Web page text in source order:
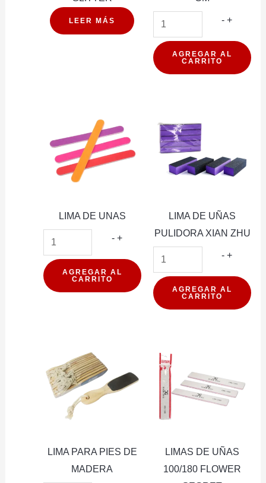
LEER MÁS -
EL
cantidad
+
AGREGAR AL
CARRITO
LIMA DE UNAS
- LIMA
UNAS
cantidad
+
AGREGAR AL
CARRITO
LIMA DE UÑAS
PULIDORA XIAN ZHU
- LIMA
UÑAS
+
AGREGAR AL
CARRITO
LIMA PARA PIES DE
MADERA
LIMAS DE UÑAS
100/180 FLOWER